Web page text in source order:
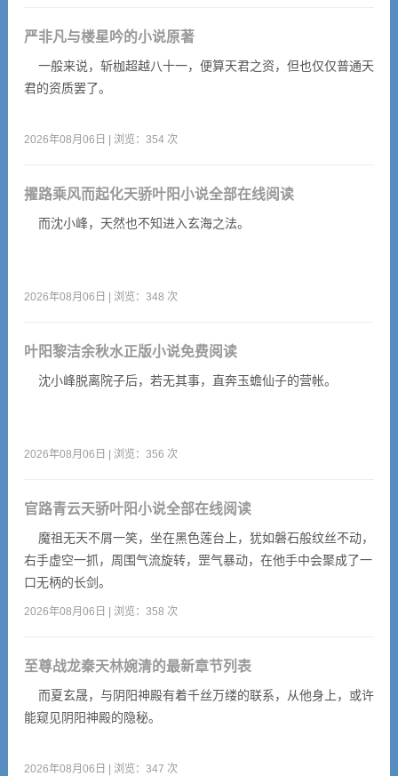
严非凡与楼星吟的小说原著
一般来说，斩枷超越八十一，便算天君之资，但也仅仅普通天
君的资质罢了。
2026年08月06日 | 浏览：354 次
擢路乘风而起化天骄叶阳小说全部在线阅读
而沈小峰，天然也不知进入玄海之法。
2026年08月06日 | 浏览：348 次
叶阳黎洁余秋水正版小说免费阅读
沈小峰脱离院子后，若无其事，直奔玉蟾仙子的营帐。
2026年08月06日 | 浏览：356 次
官路青云天骄叶阳小说全部在线阅读
魔祖无天不屑一笑，坐在黑色莲台上，犹如磐石般纹丝不动，
右手虚空一抓，周围气流旋转，罡气暴动，在他手中会聚成了一
口无柄的长剑。
2026年08月06日 | 浏览：358 次
至尊战龙秦天林婉清的最新章节列表
而夏玄晟，与阴阳神殿有着千丝万缕的联系，从他身上，或许
能窥见阴阳神殿的隐秘。
2026年08月06日 | 浏览：347 次